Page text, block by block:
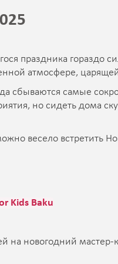
праздника гораздо
атмосфере,
сбываются самые
но сидеть дома
весело встретить
Kids Baku
на новогодний мастер-